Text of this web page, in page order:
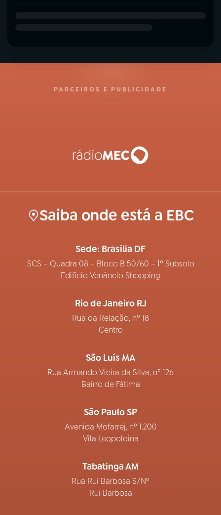
PARCEIROS E PUBLICIDADE
Saiba onde está a EBC
Sede: Brasília DF
SCS – Quadra 08 – Bloco B 50/60 – 1º Subsolo
Edifício Venâncio Shopping
Rio de Janeiro RJ
Rua da Relação, nº 18
Centro
São Luís MA
Rua Armando Vieira da Silva, nº 126
Bairro de Fátima
São Paulo SP
Avenida Mofarrej, nº 1.200
Vila Leopoldina
Tabatinga AM
Rua Rui Barbosa S/Nº
Rui Barbosa